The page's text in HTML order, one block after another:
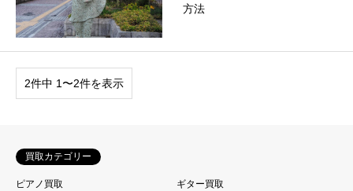
方法
2件中 1〜2件を表示
買取カテゴリー
ピアノ買取
ギター買取